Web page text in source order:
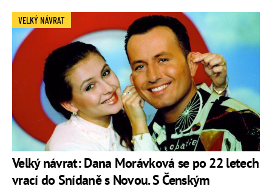
Velký návrat: Dana Morávková se po 22 letech
vrací do Snídaně s Novou. S Čenským
VELKÝ NÁVRAT